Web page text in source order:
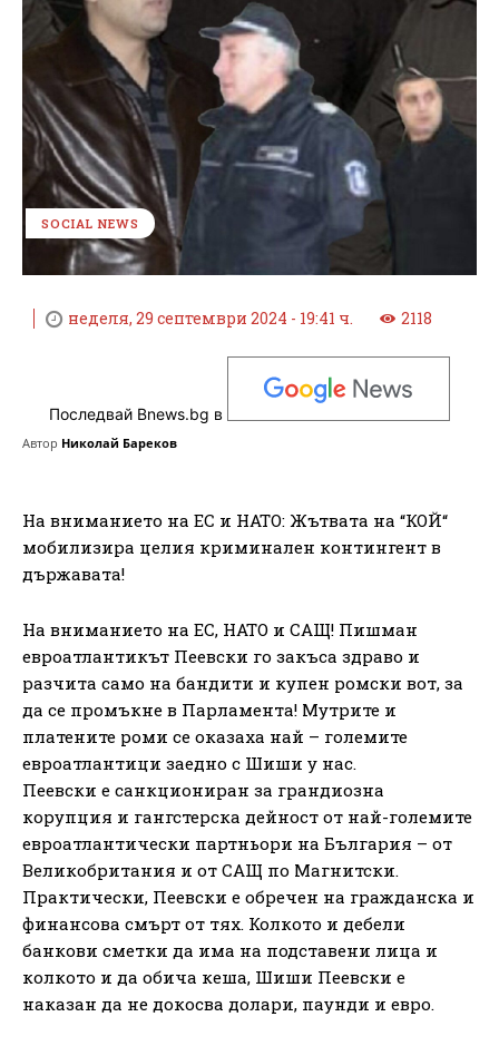
SOCIAL NEWS
неделя, 29 септември 2024 - 19:41 ч. 2118
Последвай Bnews.bg в
Автор Николай Бареков
На вниманието на ЕС и НАТО: Жътвата на “КОЙ“
мобилизира целия криминален контингент в
държавата!
На вниманието на ЕС, НАТО и САЩ! Пишман
евроатлантикът Пеевски го закъса здраво и
разчита само на бандити и купен ромски вот, за
да се промъкне в Парламента! Мутрите и
платените роми се оказаха най – големите
евроатлантици заедно с Шиши у нас.
Пеевски е санкциониран за грандиозна
корупция и гангстерска дейност от най-големите
евроатлантически партньори на България – от
Великобритания и от САЩ по Магнитски.
Практически, Пеевски е обречен на гражданска и
финансова смърт от тях. Колкото и дебели
банкови сметки да има на подставени лица и
колкото и да обича кеша, Шиши Пеевски е
наказан да не докосва долари, паунди и евро.